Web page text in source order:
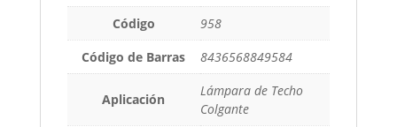
Código
958
Código de Barras
8436568849584
Aplicación
Lámpara de Techo
Colgante